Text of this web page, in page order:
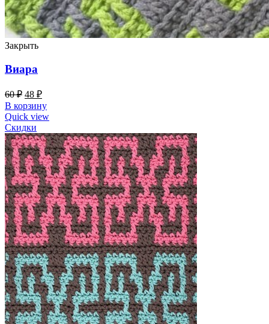
Закрыть
Виара
60₽ 48 ₽
В корзину
Quick view
Скидки